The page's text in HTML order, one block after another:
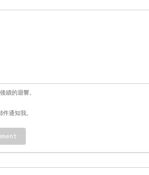
續的迴響。
通知我。